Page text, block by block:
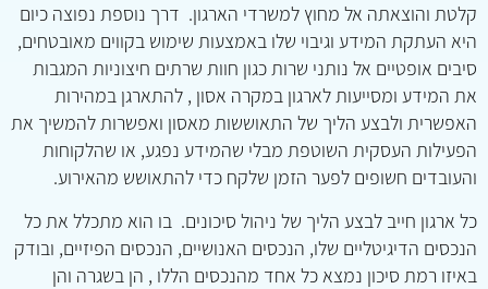
קלטת והוצאתה אל מחוץ למשרדי הארגון. דרך נוספת נפוצה כיום
היא העתקת המידע וגיבוי שלו באמצעות שימוש בקווים מאובטחים,
סיבים אופטיים אל נותני שרות כגון חוות שרתים חיצוניות המגבות
את המידע ומסייעות לארגון במקרה אסון , להתארגן במהירות
האפשרית ולבצע הליך של התאוששות מאסון ואפשרות להמשיך את
הפעילות העסקית השוטפת מבלי שהמידע נפגע, או שהלקוחות
והעובדים חשופים לפער הזמן שלקח כדי להתאושש מהאירוע.
כל ארגון חייב לבצע הליך של ניהול סיכונים. בו הוא מתכלל את כל
הנכסים הדיגיטליים שלו, הנכסים האנושיים, הנכסים הפיזיים, ובודק
באיזו רמת סיכון נמצא כל אחד מהנכסים הללו , הן בשגרה והן